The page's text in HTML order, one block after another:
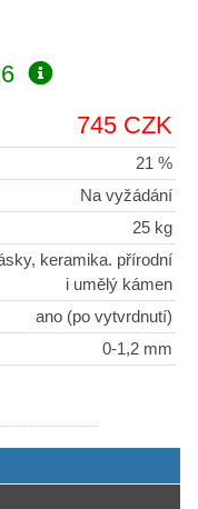
745 CZK
21 %
Na vyžádání
25 kg
keramika. přírodní
i umělý kámen
ano (po vytvrdnutí)
0-1,2 mm